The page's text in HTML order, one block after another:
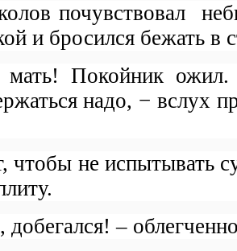
почувствовал
и бросился бежать в
Покойник ожил.
надо, − вслух
чтобы не испытывать
–